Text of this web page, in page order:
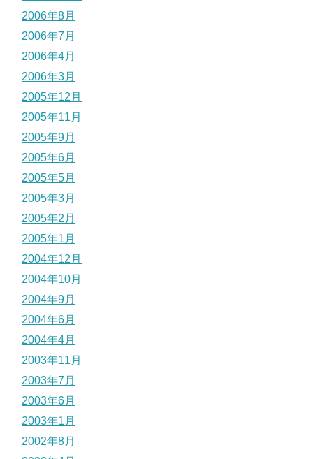
2006年8月
2006年7月
2006年4月
2006年3月
2005年12月
2005年11月
2005年9月
2005年6月
2005年5月
2005年3月
2005年2月
2005年1月
2004年12月
2004年10月
2004年9月
2004年6月
2004年4月
2003年11月
2003年7月
2003年6月
2003年1月
2002年8月